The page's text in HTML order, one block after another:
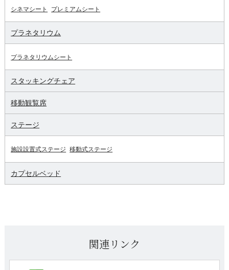
シネマシート プレミアムシート
プラネタリウム
プラネタリウムシート
スタッキングチェア
移動観覧席
ステージ
施設設置式ステージ 移動式ステージ
カプセルベッド
関連リンク